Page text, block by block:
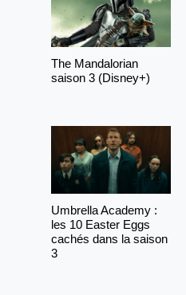
The Mandalorian
saison 3 (Disney+)
Umbrella Academy :
les 10 Easter Eggs
cachés dans la saison
3